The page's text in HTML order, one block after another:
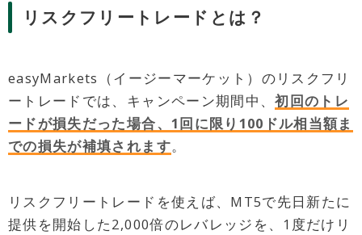
リスクフリートレードとは？
easyMarkets（イージーマーケット）のリスクフリ
ートレードでは、キャンペーン期間中、初回のトレ
ードが損失だった場合、1回に限り100ドル相当額ま
での損失が補填されます。
リスクフリートレードを使えば、MT5で先日新たに
提供を開始した2,000倍のレバレッジを、1度だけリ